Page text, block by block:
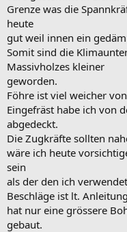
Grenze was die
heute
gut weil innen ein
Somit sind die
Massivholzes kleiner
geworden.
Föhre ist viel weicher
Eingefräst habe ich von
abgedeckt.
Die Zugkräfte sollten
wäre ich heute
sein
als der den ich
Beschläge ist lt.
hat nur eine grössere
gebaut.